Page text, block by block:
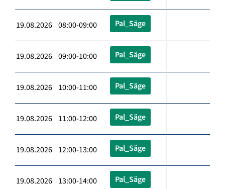
19.08.2026 08:00-09:00 Pal_Säge
19.08.2026 09:00-10:00 Pal_Säge
19.08.2026 10:00-11:00 Pal_Säge
19.08.2026 11:00-12:00 Pal_Säge
19.08.2026 12:00-13:00 Pal_Säge
19.08.2026 13:00-14:00 Pal_Säge